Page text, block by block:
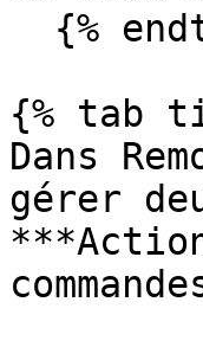
{% tab
Dans
gérer